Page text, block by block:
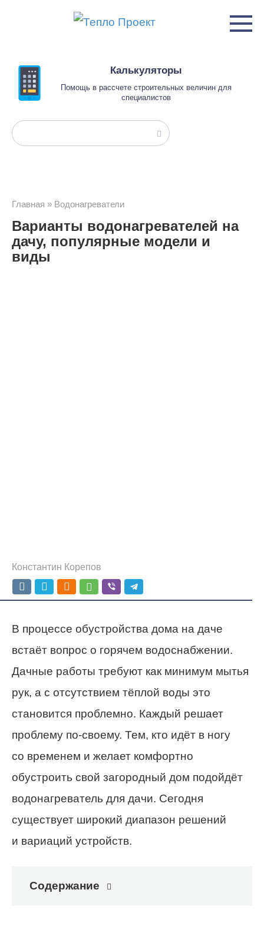
Калькуляторы
Помощь в рассчете строительных величин для
специалистов
Поиск:
Главная » Водонагреватели
Варианты водонагревателей на
дачу, популярные модели и
виды
Константин Корепов
В процессе обустройства дома на даче
встаёт вопрос о горячем водоснабжении.
Дачные работы требуют как минимум мытья
рук, а с отсутствием тёплой воды это
становится проблемно. Каждый решает
проблему по-своему. Тем, кто идёт в ногу
со временем и желает комфортно
обустроить свой загородный дом подойдёт
водонагреватель для дачи. Сегодня
существует широкий диапазон решений
и вариаций устройств.
Содержание